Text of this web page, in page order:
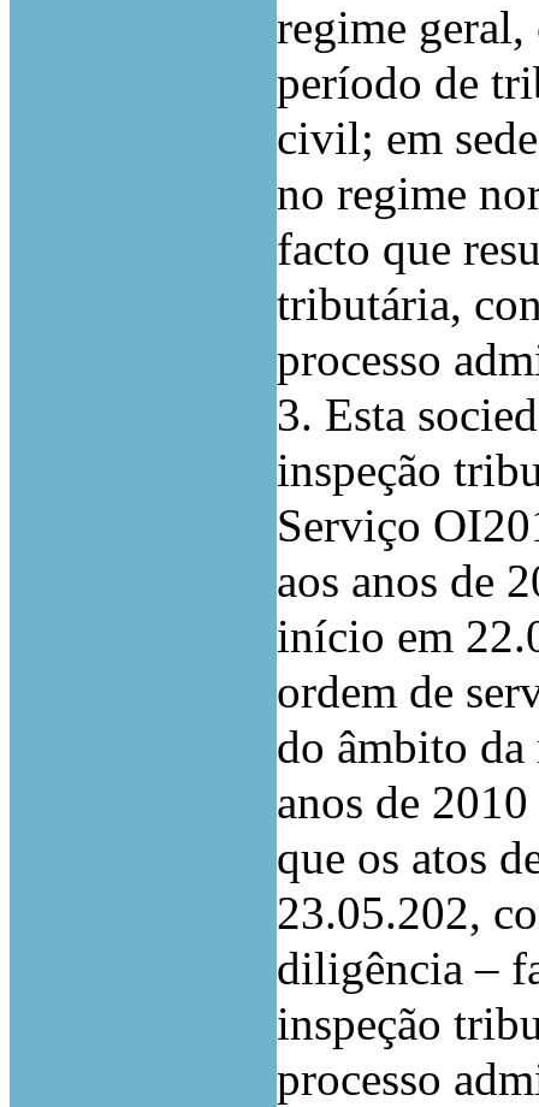
regime
período de
civil; em
no regime
facto que
tributária,
processo
3. Esta
inspeção
Serviço
aos anos de
início em
ordem de
do âmbito da
anos de
que os atos
23.05.202,
diligência –
inspeção
processo